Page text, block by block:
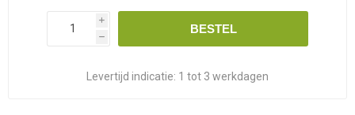
i
h
BESTEL
Levertijd indicatie: 1 tot 3 werkdagen